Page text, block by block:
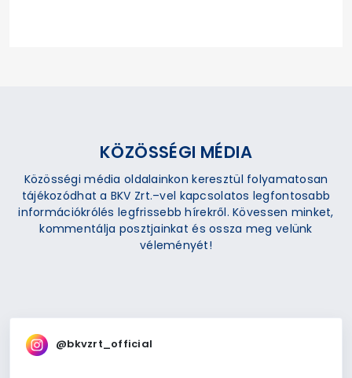
KÖZÖSSÉGI MÉDIA
Közösségi média oldalainkon keresztül folyamatosan
tájékozódhat a BKV Zrt.–vel kapcsolatos legfontosabb
információkrólés legfrissebb hírekről. Kövessen minket,
kommentálja posztjainkat és ossza meg velünk
véleményét!
@bkvzrt_official